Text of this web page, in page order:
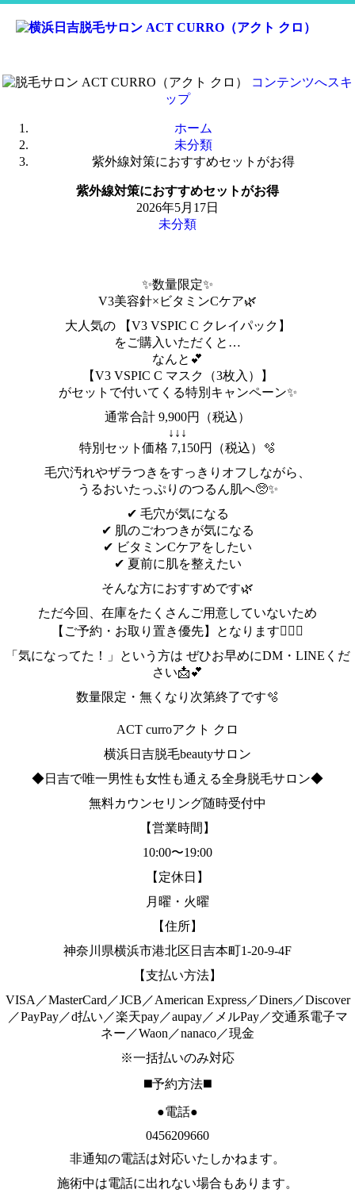
コンテンツへスキ
ップ
ホーム
未分類
紫外線対策におすすめセットがお得
紫外線対策におすすめセットがお得
2026年5月17日
未分類
✨数量限定✨
V3美容針×ビタミンCケア🌿
大人気の 【V3 VSPIC C クレイパック】
をご購入いただくと…
なんと💕
【V3 VSPIC C マスク（3枚入）】
がセットで付いてくる特別キャンペーン✨
通常合計 9,900円（税込）
↓↓↓
特別セット価格 7,150円（税込）🫧
毛穴汚れやザラつきをすっきりオフしながら、
うるおいたっぷりのつるん肌へ🥺✨
✔ 毛穴が気になる
✔ 肌のごわつきが気になる
✔ ビタミンCケアをしたい
✔ 夏前に肌を整えたい
そんな方におすすめです🌿
ただ今回、在庫をたくさんご用意していないため
【ご予約・お取り置き優先】となります🙇‍♂️✨
「気になってた！」という方は ぜひお早めにDM・LINEくだ
さい📩💕
数量限定・無くなり次第終了です🫧
ACT curroアクト クロ
横浜日吉脱毛beautyサロン
◆日吉で唯一男性も女性も通える全身脱毛サロン◆
無料カウンセリング随時受付中
【営業時間】
10:00〜19:00
【定休日】
月曜・火曜
【住所】
神奈川県横浜市港北区日吉本町1-20-9-4F
【支払い方法】
VISA／MasterCard／JCB／American Express／Diners／Discover
／PayPay／d払い／楽天pay／aupay／メルPay／交通系電子マ
ネー／Waon／nanaco／現金
※一括払いのみ対応
◼️予約方法◼️
●電話●
0456209660
非通知の電話は対応いたしかねます。
施術中は電話に出れない場合もあります。